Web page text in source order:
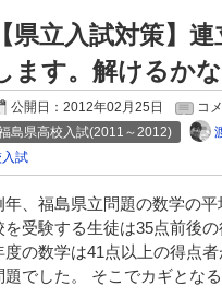
【県立入試対策】
ます。解けるか
公開日：2012年02月25日
コ
島県高校入試(2011～2012)
入試
年、福島県立問題の数学の
を受験する生徒は35点前後
度の数学は41点以上の得点
題でした。 そこでカギとな